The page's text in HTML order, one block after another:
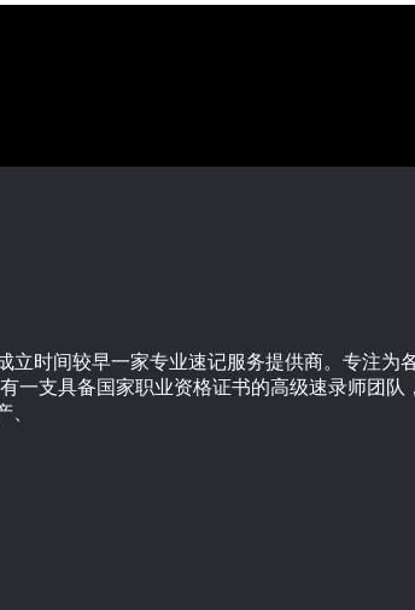
时间较早一家专业速记服务提供商。专注
一支具备国家职业资格证书的高级速录师团